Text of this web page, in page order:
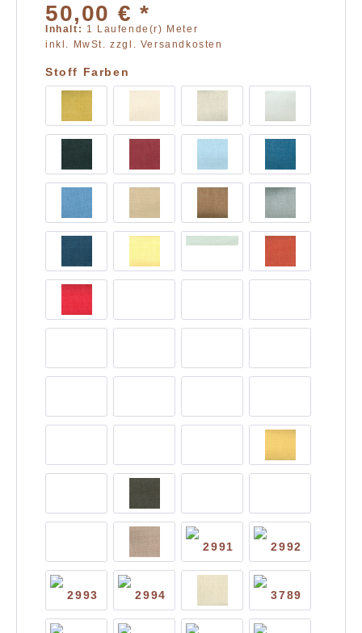
50,00 € *
Inhalt: 1 Laufende(r) Meter
inkl. MwSt.zzgl. Versandkosten
Stoff Farben